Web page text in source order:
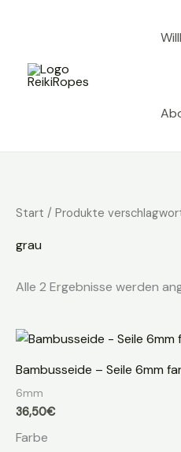
Start / Produkte
grau
Alle 2 Ergebnisse werden
Bambusseide – Seile 6mm
6mm
36,50€
Farbe